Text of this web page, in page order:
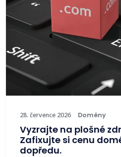
28. července 2026 Domény
Vyzrajte na plošné
Zafixujte si cenu
dopředu.